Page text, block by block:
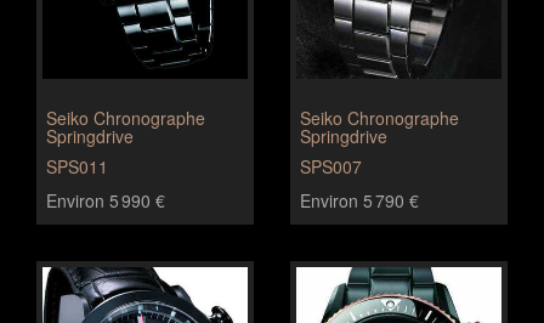
Seiko Chronographe
Springdrive
SPS011
Environ 5 990 €
Seiko Chronographe
Springdrive
SPS007
Environ 5 790 €